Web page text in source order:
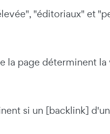
"éditoriaux" et
la page déterminent
si un [backlink]